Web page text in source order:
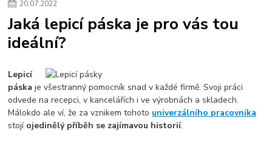
20.07.2022
Jaká lepicí páska je pro vás tou
ideální?
Lepicí
páskaje všestranný pomocník snad v každé firmě. Svoji práci
odvede na recepci, v kancelářích i ve výrobnách a skladech.
Málokdo ale ví, že za vznikem tohoto univerzálního pracovníka
stojí ojedinělý příběh se zajímavou historií.